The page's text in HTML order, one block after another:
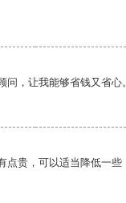
问，让我能够省钱又省心。
点贵，可以适当降低一些